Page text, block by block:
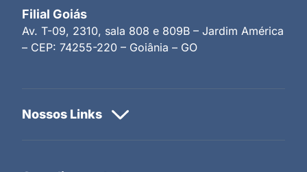
Filial Goiás
Av. T-09, 2310, sala 808 e 809B – Jardim América
– CEP: 74255-220 – Goiânia – GO